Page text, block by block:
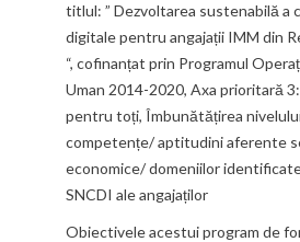
titlul: ” Dezvoltarea sustenabilă a
digitale pentru angajații IMM din
“, cofinanțat prin Programul
Uman 2014-2020, Axa prioritară
pentru toți, Îmbunătățirea
competențe/ aptitudini aferente
economice/ domeniilor
SNCDI ale angajaților
Obiectivele acestui program de